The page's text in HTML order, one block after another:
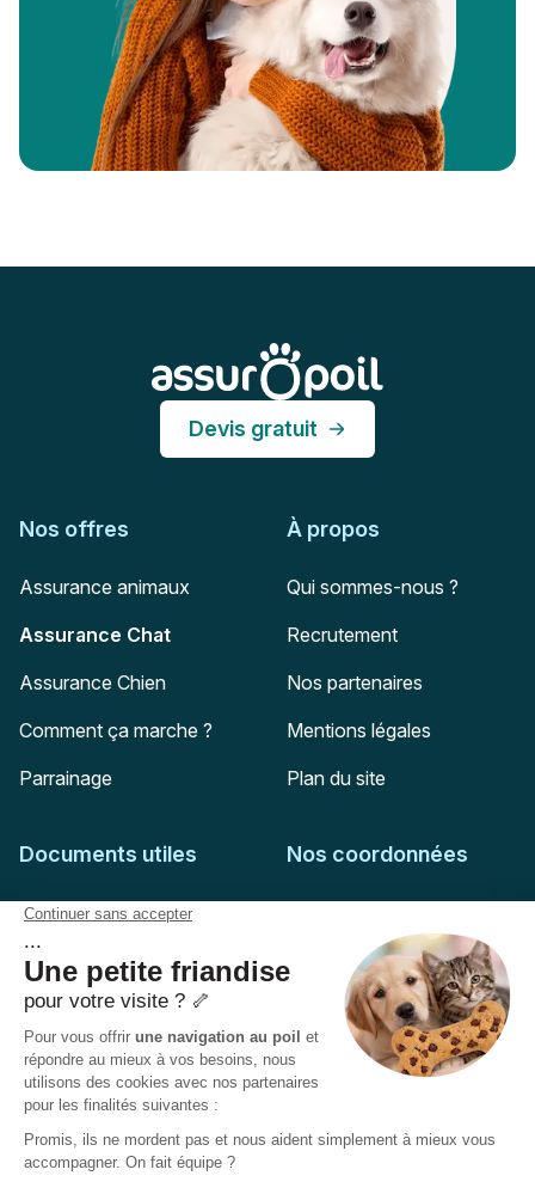
Devis gratuit
Nos offres
Assurance animaux
Assurance Chat
Assurance Chien
Comment ça marche ?
Parrainage
À propos
Qui sommes-nous ?
Recrutement
Nos partenaires
Mentions légales
Plan du site
Documents utiles
Feuille de soins
Conditions générales
Politique de confidentialité
Politique des Cookies
Accessibilité :
Partiellement conforme
Nos coordonnées
51-55 rue Hoche
94767
Ivry-sur-Seine
Pas encore client ?
Mail :
adhesion@assuropoil.com
Tel :
01 77 94 89 02